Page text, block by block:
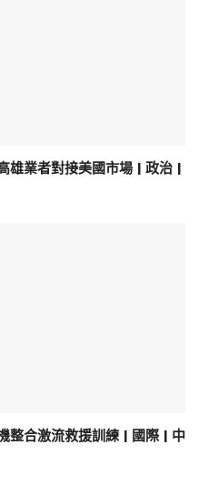
雄業者對接美國市場 | 政治 |
整合激流救援訓練 | 國際 | 中